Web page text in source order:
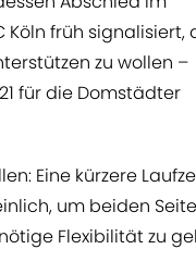
Köln früh signalisiert,
zu wollen –
für die Domstädter
Eine kürzere
um beiden
Flexibilität zu